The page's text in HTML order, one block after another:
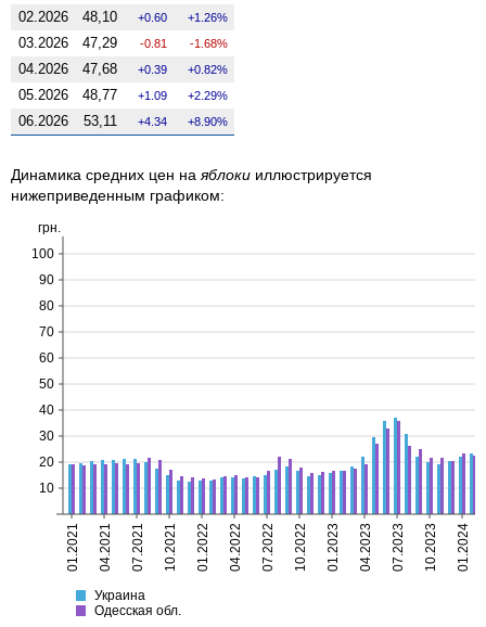
02.2026 48,10 0.60 1.26%
03.2026 47,29 -0.81 -1.68%
04.2026 47,68 0.39 0.82%
05.2026 48,77 1.09 2.29%
06.2026 53,11 4.34 8.90%
Динамика средних цен на яблоки иллюстрируется
нижеприведенным графиком:
Украина
Одесская
01.2021 04.2021 07.2021 10.2021 01.2022 04.2022 07.2022 10.2022 01.2023 04.2023 07.2023 10.2023 01.2024
10
20
30
40
50
60
70
80
90
100
грн.
Украина
Одесская обл.